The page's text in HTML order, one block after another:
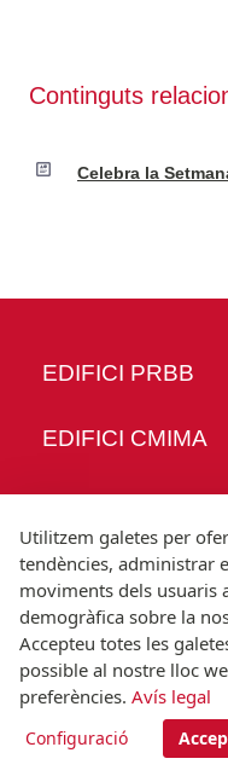
Continguts
Celebra la
EDIFICI PRBB
EDIFICI CMIMA
©
Avís legal
Utilitzem galetes per
tendències, administrar
moviments dels
demogràfica sobre la
Accepteu totes les
possible al nostre lloc
preferències. Avís legal
Configuració